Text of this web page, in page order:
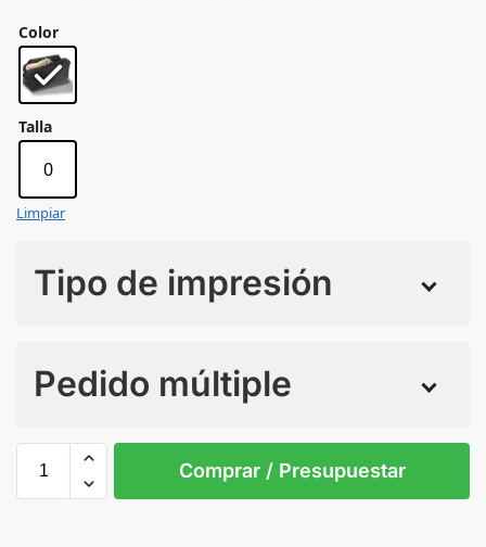
Color
Talla
0
Limpiar
Tipo de impresión
Pedido múltiple
Comprar / Presupuestar